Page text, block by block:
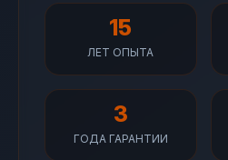
15
ЛЕТ ОПЫТА
3
ГОДА ГАРАНТИИ